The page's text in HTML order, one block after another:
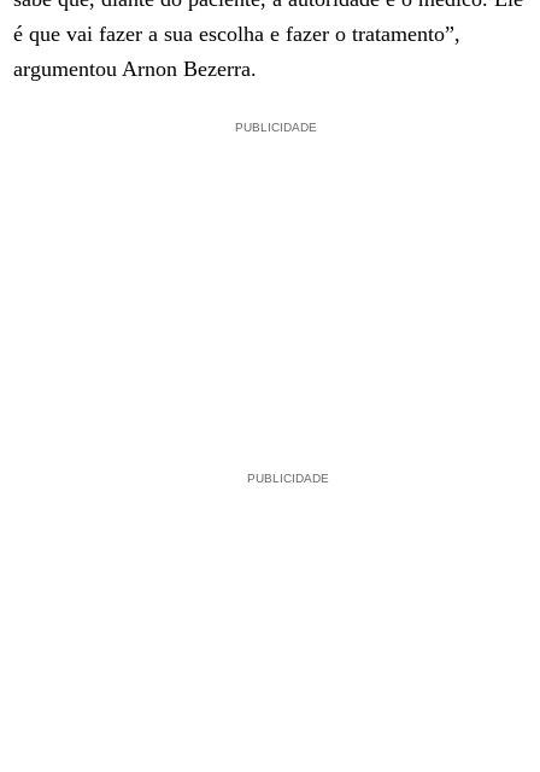
é que vai fazer a sua escolha e fazer o tratamento”,
argumentou Arnon Bezerra.
PUBLICIDADE
PUBLICIDADE